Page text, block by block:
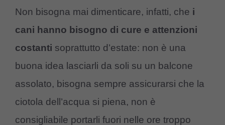
Non bisogna mai dimenticare, infatti, che i
cani hanno bisogno di cure e attenzioni
costanti soprattutto d’estate: non è una
buona idea lasciarli da soli su un balcone
assolato, bisogna sempre assicurarsi che la
ciotola dell’acqua si piena, non è
consigliabile portarli fuori nelle ore troppo